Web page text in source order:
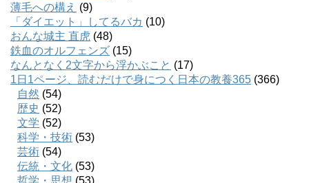
薄毛への構え (9)
「ダイエット」してるバカ (10)
おんな城主 直虎 (48)
鉄血のオルフェンズ (15)
なんとなく2文字から浮かぶこと (17)
1日1ページ、読むだけで身につく日本の教養365 (366)
自然 (54)
歴史 (52)
文学 (52)
科学・技術 (53)
芸術 (54)
伝統・文化 (53)
哲学・思想 (53)